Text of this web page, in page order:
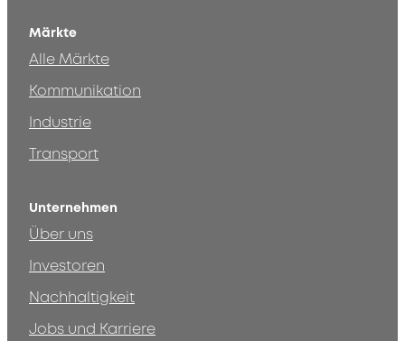
Märkte
Alle Märkte
Kommunikation
Industrie
Transport
Unternehmen
Über uns
Investoren
Nachhaltigkeit
Jobs und Karriere